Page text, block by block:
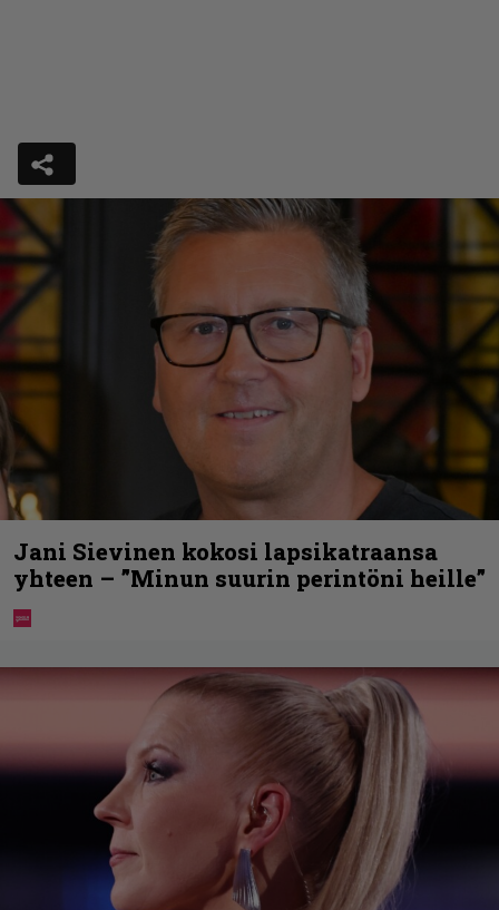
Jani Sievinen kokosi lapsikatraansa
yhteen – ”Minun suurin perintöni heille”